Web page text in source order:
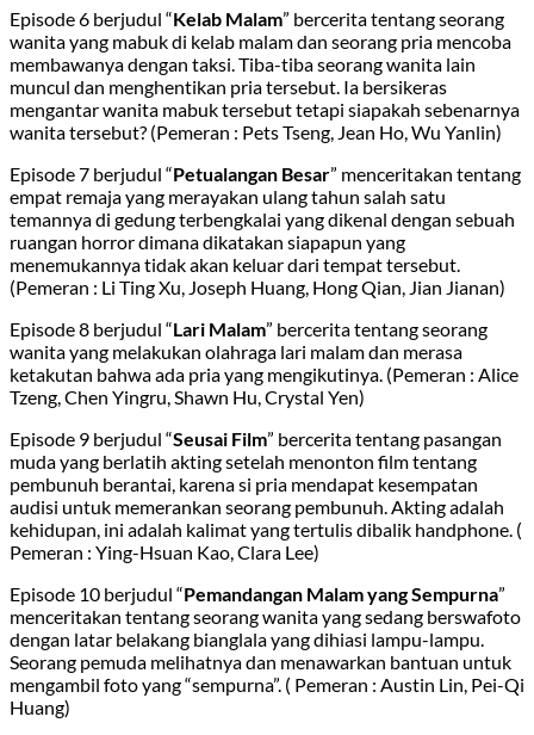
Episode 6 berjudul “Kelab Malam” bercerita tentang seorang
wanita yang mabuk di kelab malam dan seorang pria mencoba
membawanya dengan taksi. Tiba-tiba seorang wanita lain
muncul dan menghentikan pria tersebut. Ia bersikeras
mengantar wanita mabuk tersebut tetapi siapakah sebenarnya
wanita tersebut? (Pemeran : Pets Tseng, Jean Ho, Wu Yanlin)
Episode 7 berjudul “Petualangan Besar” menceritakan tentang
empat remaja yang merayakan ulang tahun salah satu
temannya di gedung terbengkalai yang dikenal dengan sebuah
ruangan horror dimana dikatakan siapapun yang
menemukannya tidak akan keluar dari tempat tersebut.
(Pemeran : Li Ting Xu, Joseph Huang, Hong Qian, Jian Jianan)
Episode 8 berjudul “Lari Malam” bercerita tentang seorang
wanita yang melakukan olahraga lari malam dan merasa
ketakutan bahwa ada pria yang mengikutinya. (Pemeran : Alice
Tzeng, Chen Yingru, Shawn Hu, Crystal Yen)
Episode 9 berjudul “Seusai Film” bercerita tentang pasangan
muda yang berlatih akting setelah menonton film tentang
pembunuh berantai, karena si pria mendapat kesempatan
audisi untuk memerankan seorang pembunuh. Akting adalah
kehidupan, ini adalah kalimat yang tertulis dibalik handphone. (
Pemeran : Ying-Hsuan Kao, Clara Lee)
Episode 10 berjudul “Pemandangan Malam yang Sempurna”
menceritakan tentang seorang wanita yang sedang berswafoto
dengan latar belakang bianglala yang dihiasi lampu-lampu.
Seorang pemuda melihatnya dan menawarkan bantuan untuk
mengambil foto yang “sempurna”. ( Pemeran : Austin Lin, Pei-Qi
Huang)